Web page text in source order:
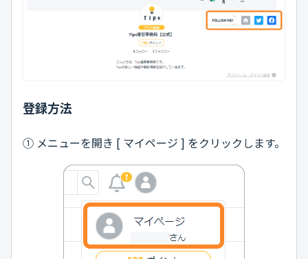
登録方法
① メニューを開き [ マイページ ] をクリックします。